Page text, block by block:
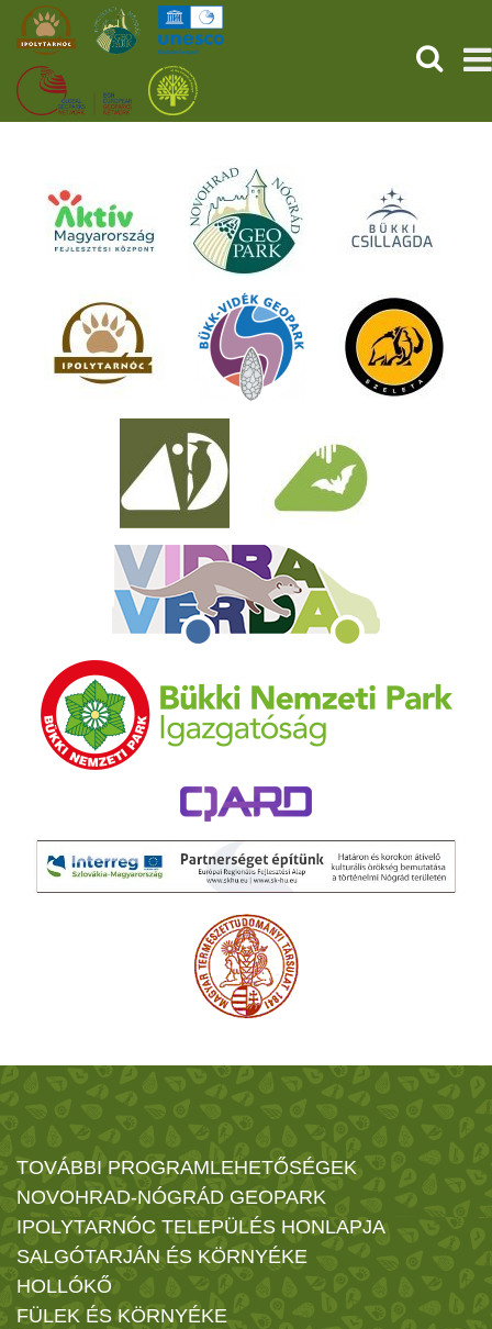
ŐSVILÁGI POMPEJI
SZOLGÁLTATÁSOK
PROGRAMOK
HÍREK
ONLINE JEGYVÁSÁRLÁS
TOVÁBBI PROGRAMLEHETŐSÉGEK
NOVOHRAD-NÓGRÁD GEOPARK
IPOLYTARNÓC TELEPÜLÉS HONLAPJA
SALGÓTARJÁN ÉS KÖRNYÉKE
HOLLÓKŐ
FÜLEK ÉS KÖRNYÉKE